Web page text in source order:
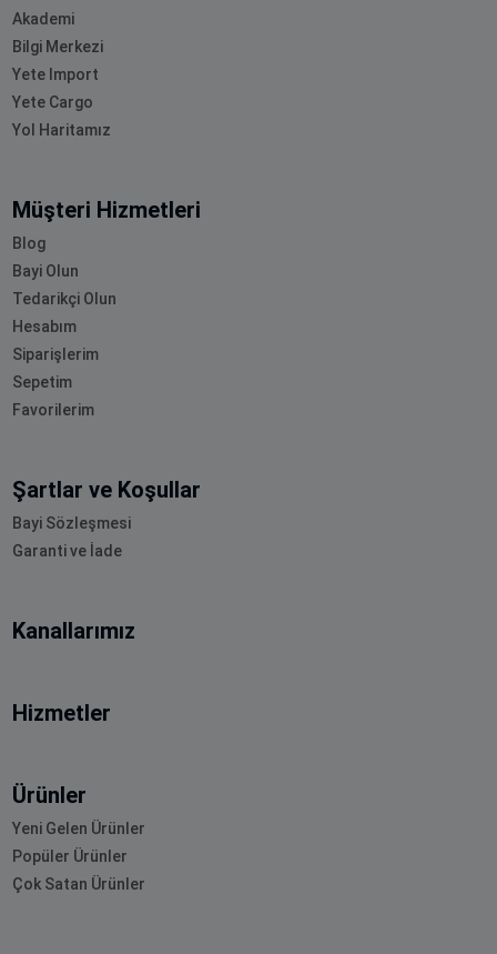
Akademi
Bilgi Merkezi
Yete Import
Yete Cargo
Yol Haritamız
Müşteri Hizmetleri
Blog
Bayi Olun
Tedarikçi Olun
Hesabım
Siparişlerim
Sepetim
Favorilerim
Şartlar ve Koşullar
Bayi Sözleşmesi
Garanti ve İade
Kanallarımız
Hizmetler
Ürünler
Yeni Gelen Ürünler
Popüler Ürünler
Çok Satan Ürünler